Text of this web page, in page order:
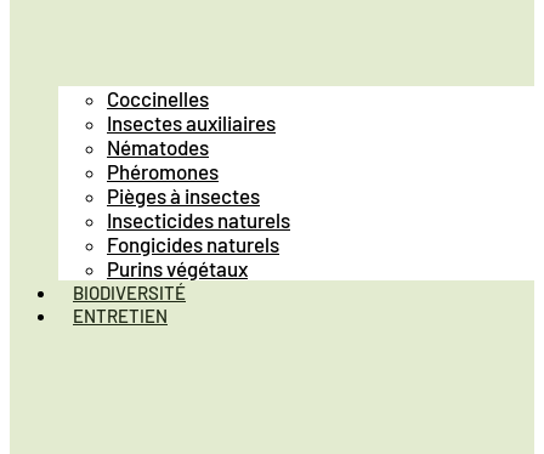
Coccinelles
Insectes auxiliaires
Nématodes
Phéromones
Pièges à insectes
Insecticides naturels
Fongicides naturels
Purins végétaux
BIODIVERSITÉ
ENTRETIEN